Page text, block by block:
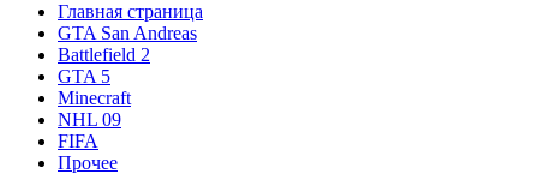
Главная страница
GTA San Andreas
Battlefield 2
GTA 5
Minecraft
NHL 09
FIFA
Прочее